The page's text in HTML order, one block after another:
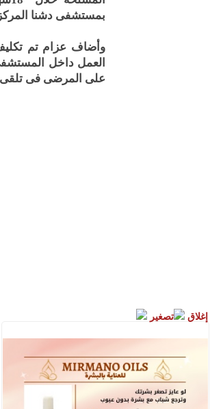
إغلاق تصغير
بمستشفى دشنا
وأضاف عزام تم
العمل داخل
على المرضى فى تلقى